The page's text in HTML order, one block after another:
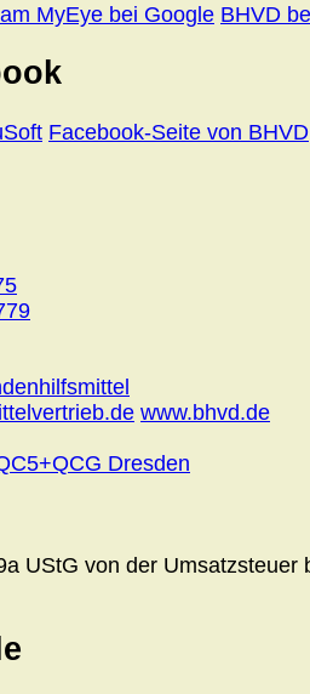
MyEye bei Google BHVD
Facebook-Seite von BHVD
www.bhvd.de
Dresden
UStG von der Umsatzsteuer